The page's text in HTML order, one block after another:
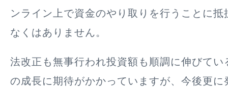
ンライン上で資金のやり取りを行うことに
なくはありません。
法改正も無事行われ投資額も順調に伸びてい
の成長に期待がかかっていますが、今後更に